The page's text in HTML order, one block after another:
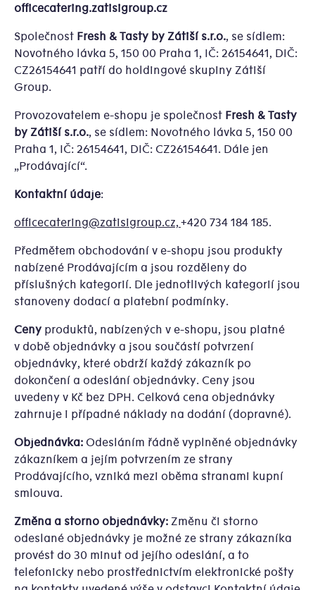
officecatering.zatisigroup.cz
Společnost Fresh & Tasty by Zátiší s.r.o., se sídlem:
Novotného lávka 5, 150 00 Praha 1, IČ: 26154641, DIČ:
CZ26154641 patří do holdingové skupiny Zátiší
Group.
Provozovatelem e-shopu je společnost Fresh & Tasty
by Zátiší s.r.o., se sídlem: Novotného lávka 5, 150 00
Praha 1, IČ: 26154641, DIČ: CZ26154641. Dále jen
„Prodávající“.
Kontaktní údaje:
officecatering@zatisigroup.cz,+420 734 184 185.
Předmětem obchodování v e-shopu jsou produkty
nabízené Prodávajícím a jsou rozděleny do
příslušných kategorií. Dle jednotlivých kategorií jsou
stanoveny dodací a platební podmínky.
Ceny produktů, nabízených v e-shopu, jsou platné
v době objednávky a jsou součástí potvrzení
objednávky, které obdrží každý zákazník po
dokončení a odeslání objednávky. Ceny jsou
uvedeny v Kč bez DPH. Celková cena objednávky
zahrnuje i případné náklady na dodání (dopravné).
Objednávka: Odesláním řádně vyplněné objednávky
zákazníkem a jejím potvrzením ze strany
Prodávajícího, vzniká mezi oběma stranami kupní
smlouva.
Změna a storno objednávky: Změnu či storno
odeslané objednávky je možné ze strany zákazníka
provést do 30 minut od jejího odeslání, a to
telefonicky nebo prostřednictvím elektronické pošty